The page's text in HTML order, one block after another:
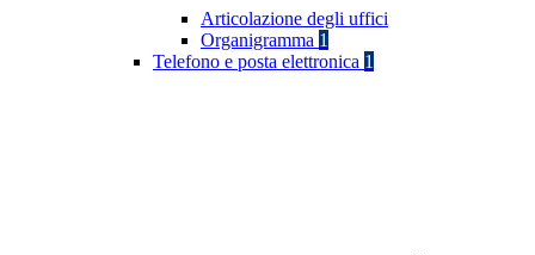
Articolazione degli uffici
Organigramma 1
Telefono e posta elettronica 1